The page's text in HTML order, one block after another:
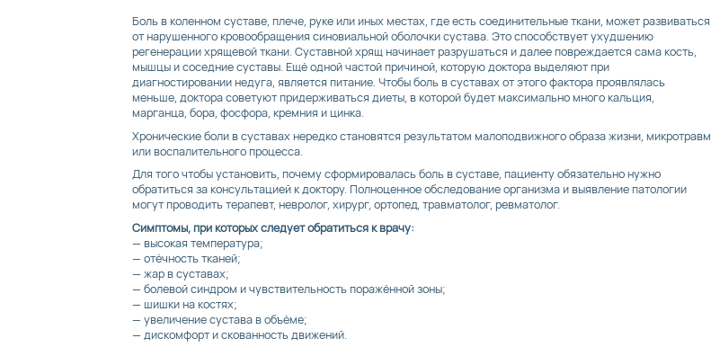
Боль в коленном суставе, плече, руке или иных местах, где есть соединительные ткани, может развиваться
от нарушенного кровообращения синовиальной оболочки сустава. Это способствует ухудшению
регенерации хрящевой ткани. Суставной хрящ начинает разрушаться и далее повреждается сама кость,
мышцы и соседние суставы. Ещё одной частой причиной, которую доктора выделяют при
диагностировании недуга, является питание. Чтобы боль в суставах от этого фактора проявлялась
меньше, доктора советуют придерживаться диеты, в которой будет максимально много кальция,
марганца, бора, фосфора, кремния и цинка.
Хронические боли в суставах нередко становятся результатом малоподвижного образа жизни, микротравм
или воспалительного процесса.
Для того чтобы установить, почему сформировалась боль в суставе, пациенту обязательно нужно
обратиться за консультацией к доктору. Полноценное обследование организма и выявление патологии
могут проводить терапевт, невролог, хирург, ортопед, травматолог, ревматолог.
Симптомы, при которых следует обратиться к врачу:
— высокая температура;
— отёчность тканей;
— жар в суставах;
— болевой синдром и чувствительность поражённой зоны;
— шишки на костях;
— увеличение сустава в объёме;
— дискомфорт и скованность движений.